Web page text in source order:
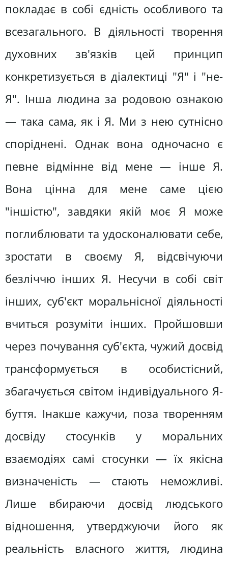
покладає в собі єдність особливого та
всезагального. В діяльності творення
духовних зв'язків цей принцип
конкретизується в діалектиці "Я" і "не-
Я". Інша людина за родовою ознакою
— така сама, як і Я. Ми з нею сутнісно
споріднені. Однак вона одночасно є
певне відмінне від мене — інше Я.
Вона цінна для мене саме цією
"іншістю", завдяки якій моє Я може
поглиблювати та удосконалювати себе,
зростати в своєму Я, відсвічуючи
безліччю інших Я. Несучи в собі світ
інших, суб'єкт моральнісної діяльності
вчиться розуміти інших. Пройшовши
через почування суб'єкта, чужий досвід
трансформується в особистісний,
збагачується світом індивідуального Я-
буття. Інакше кажучи, поза творенням
досвіду стосунків у моральних
взаємодіях самі стосунки — їх якісна
визначеність — стають неможливі.
Лише вбираючи досвід людського
відношення, утверджуючи його як
реальність власного життя, людина